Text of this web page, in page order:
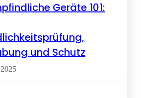
Geräte 101:
und Schutz